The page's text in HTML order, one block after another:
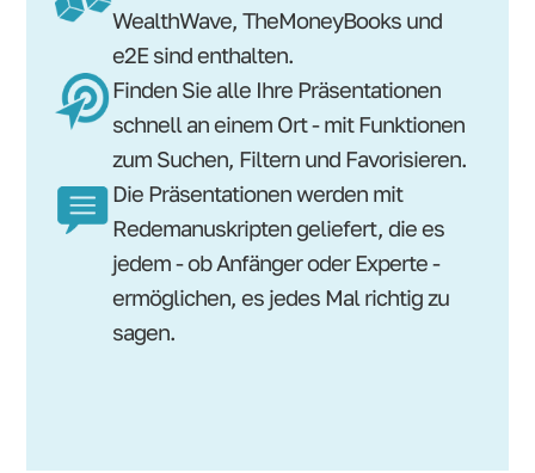
WealthWave, TheMoneyBooks und
e2E sind enthalten.
Finden Sie alle Ihre Präsentationen
schnell an einem Ort - mit Funktionen
zum Suchen, Filtern und Favorisieren.
Die Präsentationen werden mit
Redemanuskripten geliefert, die es
jedem - ob Anfänger oder Experte -
ermöglichen, es jedes Mal richtig zu
sagen.